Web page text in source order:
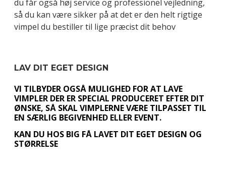
du får også høj service og professionel vejledning,
så du kan være sikker på at det er den helt rigtige
vimpel du bestiller til lige præcist dit behov
LAV DIT EGET DESIGN
VI TILBYDER OGSÅ MULIGHED FOR AT LAVE
VIMPLER DER ER SPECIAL PRODUCERET EFTER DIT
ØNSKE, SÅ SKAL VIMPLERNE VÆRE TILPASSET TIL
EN SÆRLIG BEGIVENHED ELLER EVENT.
KAN DU HOS BIG FÅ LAVET DIT EGET DESIGN OG
STØRRELSE